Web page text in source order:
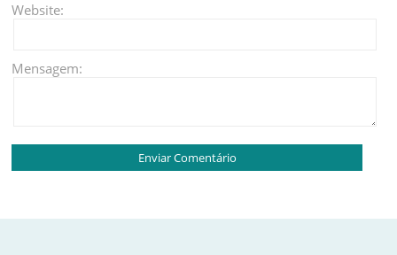
Website:
Mensagem: